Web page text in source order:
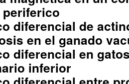
diferencial de
en el ganado
diferencial en
inferior